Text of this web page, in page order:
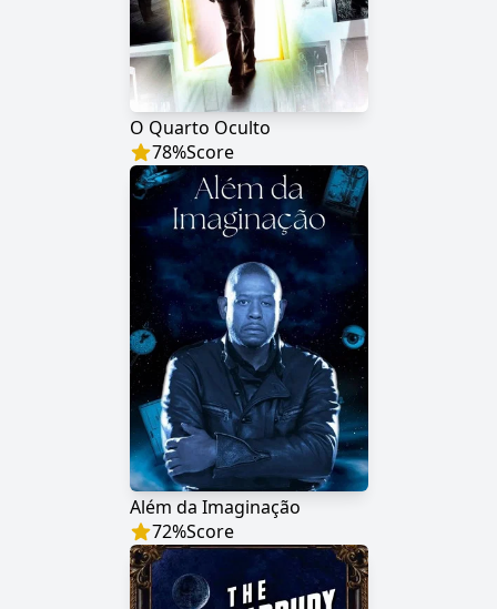
O Quarto Oculto
78%Score
Além da Imaginação
72%Score